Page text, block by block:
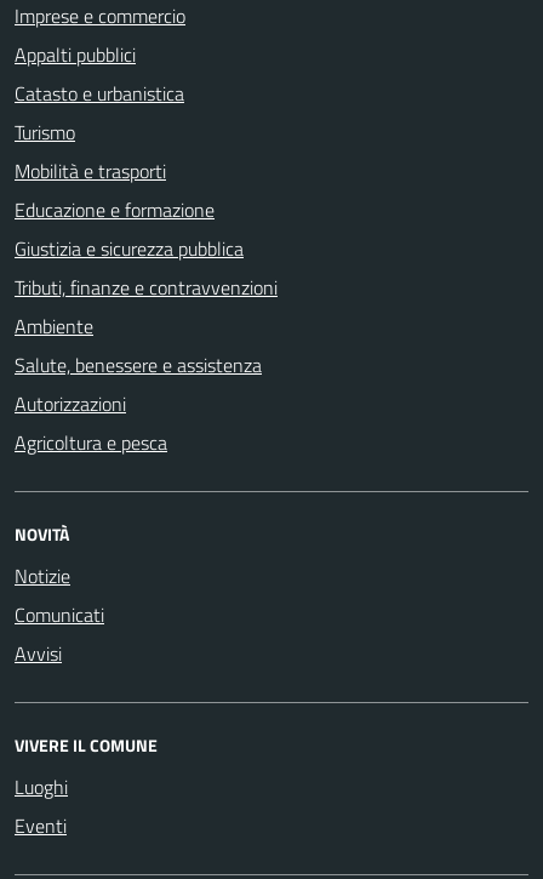
Imprese e commercio
Appalti pubblici
Catasto e urbanistica
Turismo
Mobilità e trasporti
Educazione e formazione
Giustizia e sicurezza pubblica
Tributi, finanze e contravvenzioni
Ambiente
Salute, benessere e assistenza
Autorizzazioni
Agricoltura e pesca
NOVITÀ
Notizie
Comunicati
Avvisi
VIVERE IL COMUNE
Luoghi
Eventi